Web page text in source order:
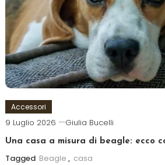
Accessori
9 Luglio 2026 Giulia Bucelli
Una casa a misura di beagle: ecco
Tagged Beagle , casa